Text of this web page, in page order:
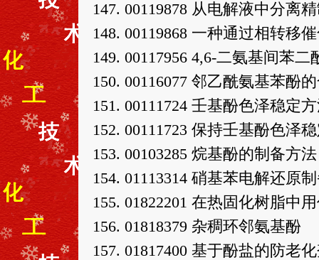
147. 00119878 从电解液中分离
148. 00119868 一种通过相转移
149. 00117956 4,6-二氨基间苯
150. 00116077 邻乙酰氨基苯酚
151. 00111724 壬基酚色泽稳定
152. 00111723 保持壬基酚色泽
153. 00103285 烷基酚的制备方法
154. 01113314 硝基苯电解还原
155. 01822201 在热固化树脂中
156. 01818379 杂稠环邻氨基酚
157. 01817400 基于酚盐的防老